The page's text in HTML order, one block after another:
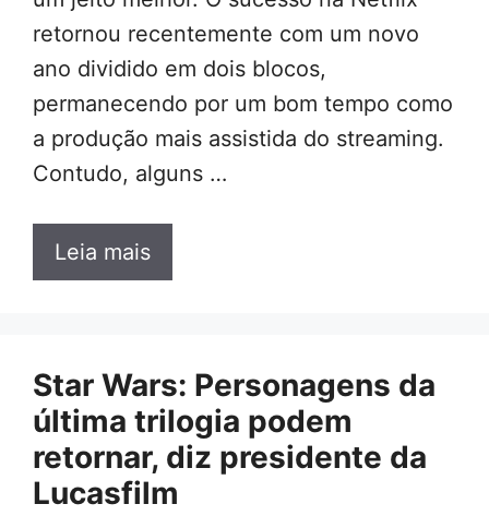
retornou recentemente com um novo
ano dividido em dois blocos,
permanecendo por um bom tempo como
a produção mais assistida do streaming.
Contudo, alguns …
Leia mais
Star Wars: Personagens da
última trilogia podem
retornar, diz presidente da
Lucasfilm